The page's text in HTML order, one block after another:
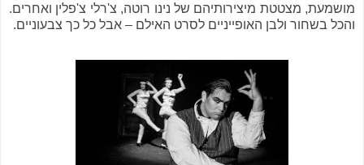
מושמעת, מצטטת מיצירותיהם של נינו רוטה, צ'רלי צ'פלין ואחרים.
והכל בשחור ולבן האופייניים לסרט האילם – אבל כל כך צבעוניים.